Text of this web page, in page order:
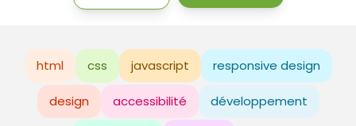
html css javascript responsive design
design accessibilité développement